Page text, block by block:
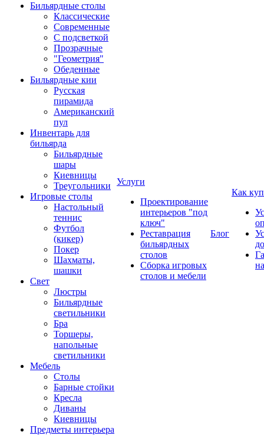
Бильярдные столы
Классические
Современные
С подсветкой
Прозрачные
"Геометрия"
Обеденные
Бильярдные кии
Русская
пирамида
Американский
пул
Инвентарь для
бильярда
Бильярдные
шары
Киевницы
Треугольники
Игровые столы
Настольный
теннис
Футбол
(кикер)
Покер
Шахматы,
шашки
Свет
Люстры
Бильярдные
светильники
Бра
Торшеры,
напольные
светильники
Мебель
Столы
Барные стойки
Кресла
Диваны
Киевницы
Предметы интерьера
Услуги
Проектирование
интерьеров "под
ключ"
Реставрация
бильярдных
столов
Сборка игровых
столов и мебели
Блог
Как